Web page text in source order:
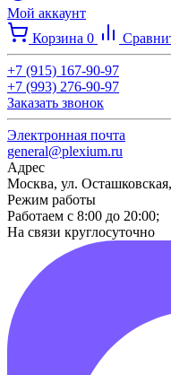
Мой аккаунт
Корзина 0
+7 (915) 167-90-97
+7 (993) 276-90-97
Заказать звонок
Электронная почта
general@plexium.ru
Адрес
Москва, ул.
Режим работы
Работаем с 8:00 до 20:00;
На связи круглосуточно